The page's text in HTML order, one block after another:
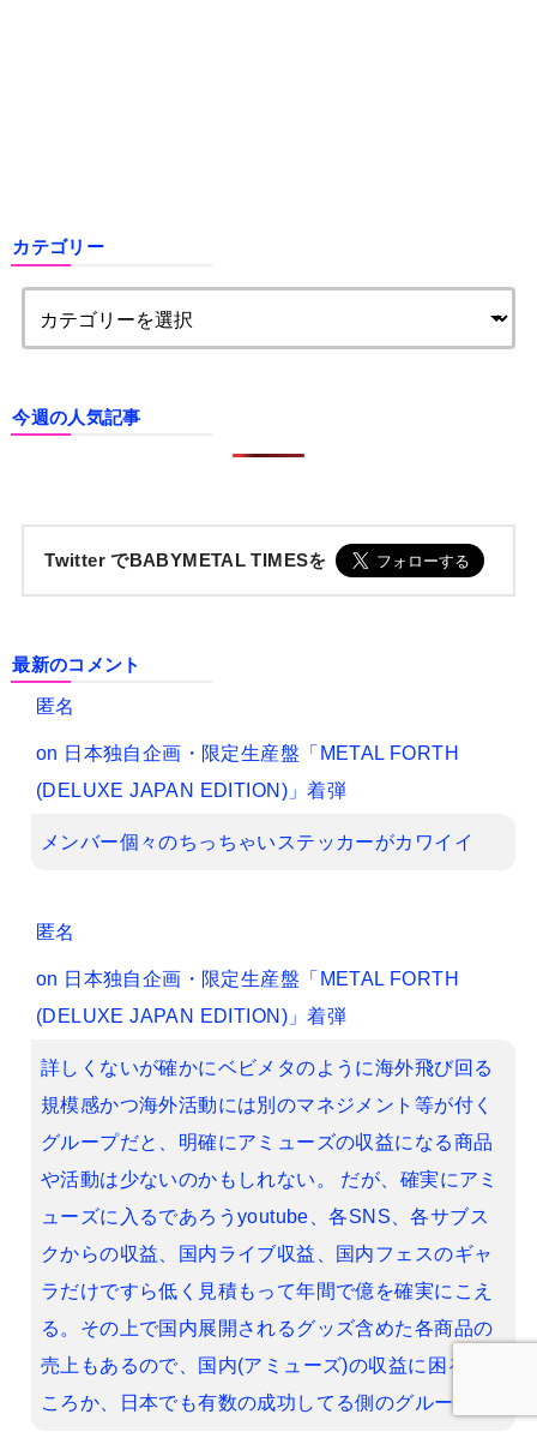
カテゴリー
今週の人気記事
Twitter でBABYMETAL TIMESを
最新のコメント
匿名
on 日本独自企画・限定生産盤「METAL FORTH
(DELUXE JAPAN EDITION)」着弾
メンバー個々のちっちゃいステッカーがカワイイ
匿名
on 日本独自企画・限定生産盤「METAL FORTH
(DELUXE JAPAN EDITION)」着弾
詳しくないが確かにベビメタのように海外飛び回る
規模感かつ海外活動には別のマネジメント等が付く
グループだと、明確にアミューズの収益になる商品
や活動は少ないのかもしれない。 だが、確実にアミ
ューズに入るであろうyoutube、各SNS、各サブス
クからの収益、国内ライブ収益、国内フェスのギャ
ラだけですら低く見積もって年間で億を確実にこえ
る。その上で国内展開されるグッズ含めた各商品の
売上もあるので、国内(アミューズ)の収益に困るど
ころか、日本でも有数の成功してる側のグループ。